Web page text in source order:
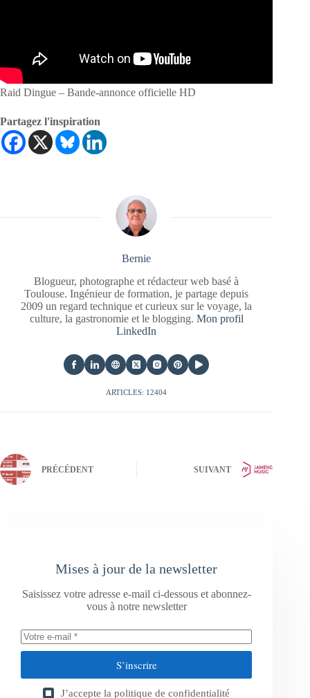
Raid Dingue – Bande-annonce officielle HD
Partagez l'inspiration
Bernie
Blogueur, photographe et rédacteur web basé à
Toulouse. Ingénieur de formation, je partage depuis
2009 un regard technique et curieux sur le voyage, la
culture, la gastronomie et le blogging. Mon profil
LinkedIn
ARTICLES: 12404
PRÉCÉDENT SUIVANT
Mises à jour de la newsletter
Saisissez votre adresse e-mail ci-dessous et abonnez-
vous à notre newsletter
S’inscrire
J’accepte la politique de confidentialité